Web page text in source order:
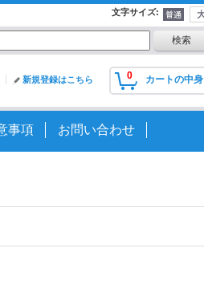
文字サイズ:
0 カートの中身
新規登録はこちら
事項 お問い合わせ